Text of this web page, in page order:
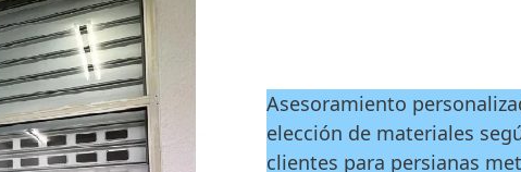
Asesoramiento
elección de materiales
clientes para persianas